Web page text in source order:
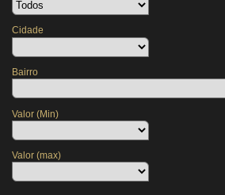
Cidade
Bairro
Valor (Min)
Valor (max)